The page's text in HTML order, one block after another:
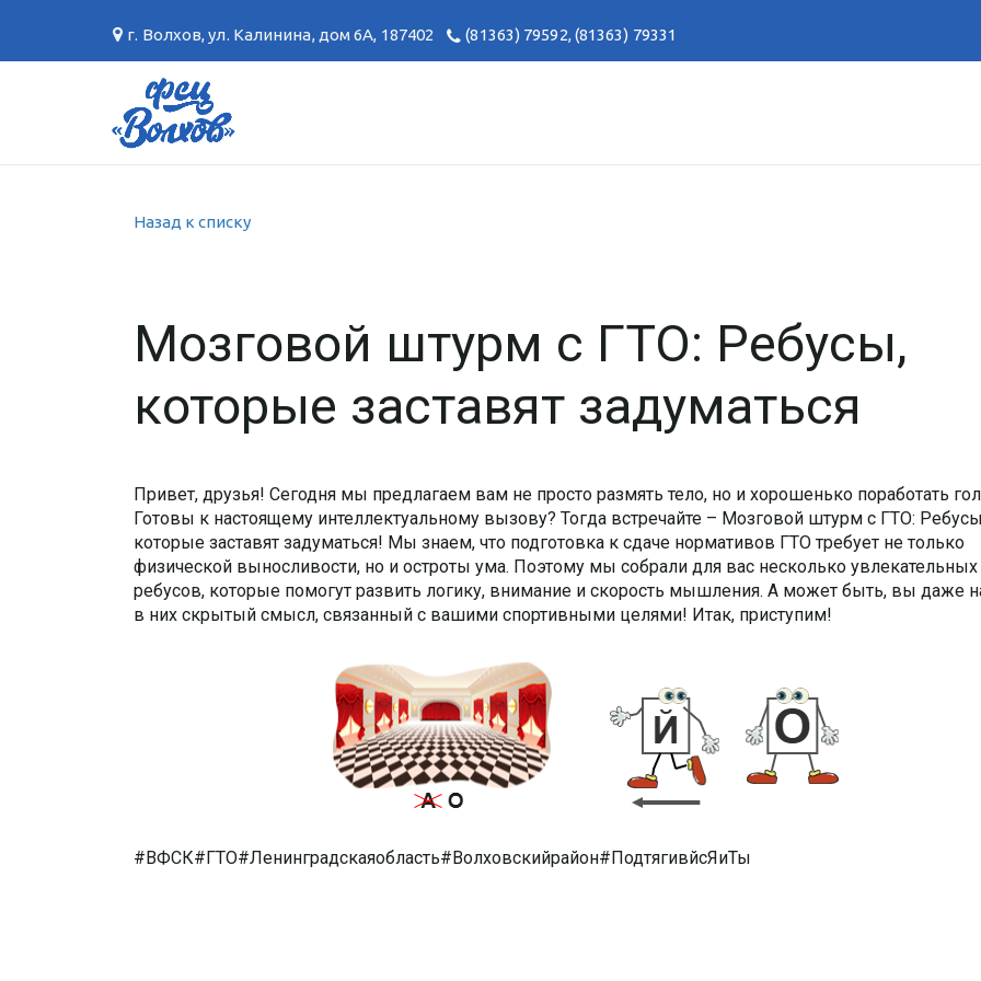
г. Волхов,ул. Калинина, дом 6А, 187402 (81363) 79592,(81363) 79331
Назад к списку
Мозговой штурм с ГТО: Ребусы,
которые заставят задуматься
Привет, друзья! Сегодня мы предлагаем вам не просто размять тело, но и хорошенько поработать
Готовы к настоящему интеллектуальному вызову? Тогда встречайте – Мозговой штурм с ГТО:
которые заставят задуматься! Мы знаем, что подготовка к сдаче нормативов ГТО требует не только
физической выносливости, но и остроты ума. Поэтому мы собрали для вас несколько увлекательных
ребусов, которые помогут развить логику, внимание и скорость мышления. А может быть, вы даже
в них скрытый смысл, связанный с вашими спортивными целями! Итак, приступим!
#ВФСК#ГТО#Ленинградскаяобласть#Волховскийрайон#ПодтягивйсЯиТы